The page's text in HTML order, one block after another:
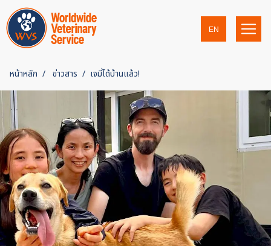
EN
หน้าหลัก ข่าวสาร เจมี่ได้บ้านแล้ว!